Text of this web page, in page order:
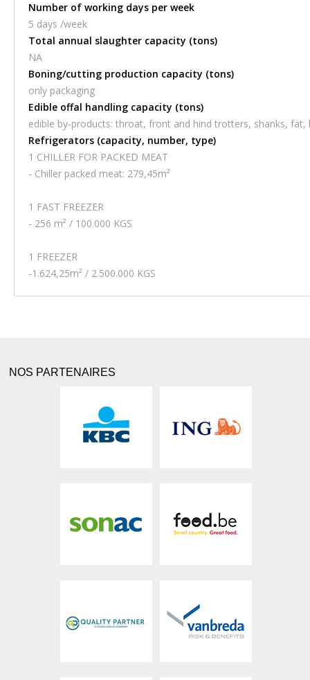
Number of working days per week
5 days /week
Total annual slaughter capacity (tons)
NA
Boning/cutting production capacity (tons)
only packaging
Edible offal handling capacity (tons)
edible by-products: throat, front and hind trotters, shanks,
Refrigerators (capacity, number, type)
1 CHILLER FOR PACKED MEAT
- Chiller packed meat: 279,45m²
1 FAST FREEZER
- 256 m² / 100.000 KGS
1 FREEZER
-1.624,25m² / 2.500.000 KGS
NOS PARTENAIRES